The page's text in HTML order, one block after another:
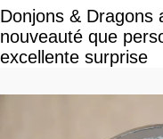
Donjons & Dragons
nouveauté que
excellente surprise